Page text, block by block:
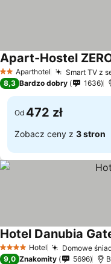
2 Kategoria
Aparthotel Smart TV z
Apart-Hostel
8,3 Bardzo dobry 1636
Od 472 zł
Zobacz ceny z 3 stron
4 KategoriaHotel Domowe
Hotel Danubia
9,0 Znakomity 5696